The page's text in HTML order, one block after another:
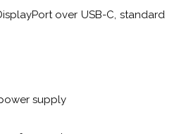
over USB-C, standard
supply